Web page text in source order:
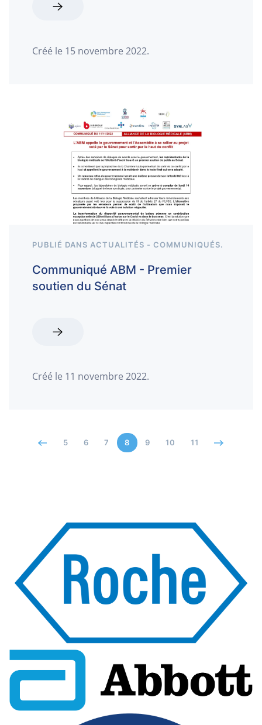
Créé le 15 novembre 2022.
PUBLIÉ DANS ACTUALITÉS - COMMUNIQUÉS.
Communiqué ABM - Premier
soutien du Sénat
Créé le 11 novembre 2022.
5 6 7 8 9 10 11